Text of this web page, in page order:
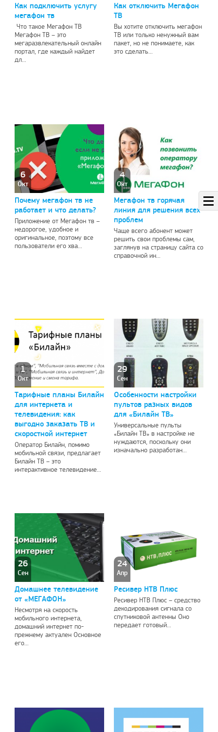
AmigoPay.ru
Как подключить услугу
мегафон тв
Что такое Мегафон ТВ
Мегафон ТВ – это
мегаразвлекательный онлайн
портал, где каждый найдет
дл...
Как отключить Мегафон
ТВ
Вы хотите отключить мегафон
ТВ или только ненужный вам
пакет, но не понимаете, как
это сделать...
6
Окт
Почему мегафон тв не
работает и что делать?
Приложение от Мегафон тв –
недорогое, удобное и
оригинальное, поэтому все
пользователи его хва...
4
Окт
Мегафон тв горячая
линия для решения всех
проблем
Чаще всего абонент может
решить свои проблемы сам,
заглянув на страницу сайта со
справочной ин...
1
Окт
Тарифные планы Билайн
для интернета и
телевидения: как
выгодно заказать ТВ и
скоростной интернет
Оператор Билайн, помимо
мобильной связи, предлагает
Билайн ТВ – это
интерактивное телевидение...
29
Сен
Особенности настройки
пультов разных видов
для «Билайн ТВ»
Универсальные пульты
«Билайн ТВ» в настройке не
нуждаются, поскольку они
изначально разработан...
26
Сен
Домашнее телевидение
от «МЕГАФОН»
Несмотря на скорость
мобильного интернета,
домашний интернет по-
прежнему актуален Основное
его...
24
Апр
Ресивер НТВ Плюс
Ресивер НТВ Плюс – средство
декодирования сигнала со
спутниковой антенны Оно
передает готовый...